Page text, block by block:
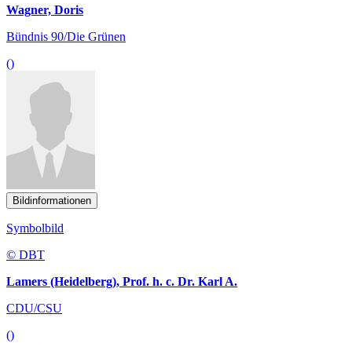
Wagner, Doris
Bündnis 90/Die Grünen
()
Bildinformationen
Symbolbild
© DBT
Lamers (Heidelberg), Prof. h. c. Dr. Karl A.
CDU/CSU
()